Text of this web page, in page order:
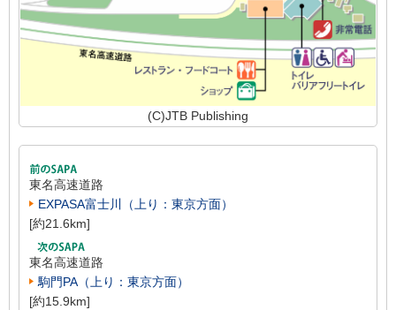
(C)JTB Publishing
東名高速道路
EXPASA富士川（上り：東京方面）
[約21.6km]
東名高速道路
駒門PA（上り：東京方面）
[約15.9km]